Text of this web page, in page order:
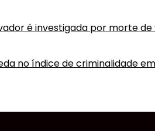
é investigada por morte
no índice de criminalidade